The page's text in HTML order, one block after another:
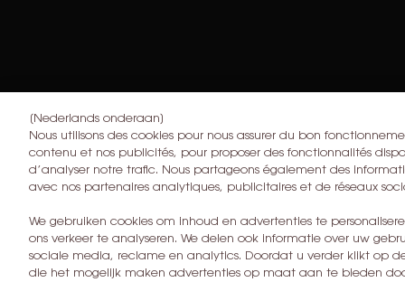
[Nederlands onderaan]
Nous utilisons des cookies pour nous assurer du bon
contenu et nos publicités, pour proposer des fonctionnalités
d’analyser notre trafic. Nous partageons également des
avec nos partenaires analytiques, publicitaires et de réseaux
We gebruiken cookies om inhoud en advertenties te
ons verkeer te analyseren. We delen ook informatie over uw
sociale media, reclame en analytics. Doordat u verder klikt op
die het mogelijk maken advertenties op maat aan te bieden